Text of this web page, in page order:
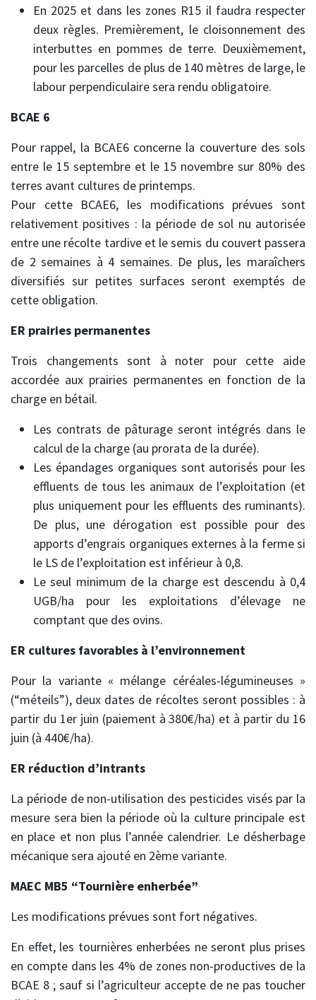
En 2025 et dans les zones R15 il faudra respecter
deux règles. Premièrement, le cloisonnement des
interbuttes en pommes de terre. Deuxièmement,
pour les parcelles de plus de 140 mètres de large, le
labour perpendiculaire sera rendu obligatoire.
BCAE 6
Pour rappel, la BCAE6 concerne la couverture des sols
entre le 15 septembre et le 15 novembre sur 80% des
terres avant cultures de printemps.
Pour cette BCAE6, les modifications prévues sont
relativement positives : la période de sol nu autorisée
entre une récolte tardive et le semis du couvert passera
de 2 semaines à 4 semaines. De plus, les maraîchers
diversifiés sur petites surfaces seront exemptés de
cette obligation.
ER prairies permanentes
Trois changements sont à noter pour cette aide
accordée aux prairies permanentes en fonction de la
charge en bétail.
Les contrats de pâturage seront intégrés dans le
calcul de la charge (au prorata de la durée).
Les épandages organiques sont autorisés pour les
effluents de tous les animaux de l’exploitation (et
plus uniquement pour les effluents des ruminants).
De plus, une dérogation est possible pour des
apports d’engrais organiques externes à la ferme si
le LS de l’exploitation est inférieur à 0,8.
Le seul minimum de la charge est descendu à 0,4
UGB/ha pour les exploitations d’élevage ne
comptant que des ovins.
ER cultures favorables à l’environnement
Pour la variante « mélange céréales-légumineuses »
(“méteils”), deux dates de récoltes seront possibles : à
partir du 1er juin (paiement à 380€/ha) et à partir du 16
juin (à 440€/ha).
ER réduction d’intrants
La période de non-utilisation des pesticides visés par la
mesure sera bien la période où la culture principale est
en place et non plus l’année calendrier. Le désherbage
mécanique sera ajouté en 2ème variante.
MAEC MB5 “Tournière enherbée”
Les modifications prévues sont fort négatives.
En effet, les tournières enherbées ne seront plus prises
en compte dans les 4% de zones non-productives de la
BCAE 8 ; sauf si l’agriculteur accepte de ne pas toucher